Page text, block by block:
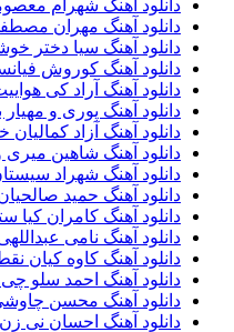
دانلود آهنگ شهرام
دانلود آهنگ مهران
دانلود آهنگ سیا دختر
دانلود آهنگ کوروش
دانلود آهنگ آراد کی
دانلود آهنگ پوری و مهیار
دانلود آهنگ آزاد
دانلود آهنگ شاهین
دانلود آهنگ شهراد
دانلود آهنگ حمید صالحیان
دانلود آهنگ کامران کیا
دانلود آهنگ نامی
دانلود آهنگ کاوه کیان
دانلود آهنگ احمد سلو
دانلود آهنگ محسن
دانلود آهنگ احسان نی